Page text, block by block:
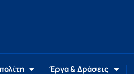
Έργα & Δράσεις